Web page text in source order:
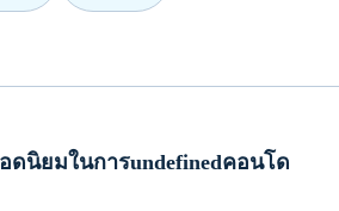
ดนิยมในการundefinedคอนโด